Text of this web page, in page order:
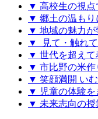
▼ 高校生の視点
▼ 郷土の温もり
▼ 地域の魅力が
▼ 見て・触れ
▼ 世代を超えて
▼ 市比野の米作
▼ 笑顔満開 い
▼ 児童の体験を
▼ 未来志向の授